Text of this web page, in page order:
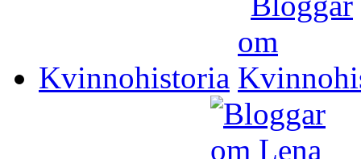
Kvinnohistoria